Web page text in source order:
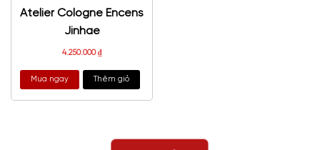
Atelier Cologne Encens
Jinhae
4.250.000₫
Mua ngay Thêm giỏ